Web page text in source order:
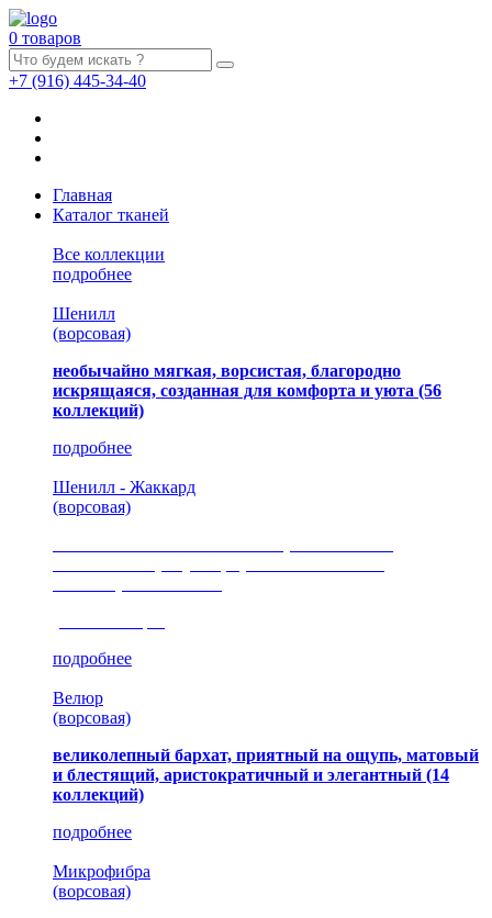
0 товаров
+7 (916) 445-34-40
Главная
Каталог тканей
Все коллекции
подробнее
Шенилл
(ворсовая)
необычайно мягкая, ворсистая, благородно
искрящаяся, созданная для комфорта и уюта (56
коллекций)
подробнее
Шенилл - Жаккард
(ворсовая)
подробнее
Велюр
(ворсовая)
великолепный бархат, приятный на ощупь, матовый
и блестящий, аристократичный и элегантный (14
коллекций)
подробнее
Микрофибра
(ворсовая)